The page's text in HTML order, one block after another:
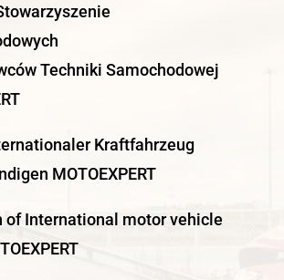
Techniki Samochodowej
Kraftfahrzeug
MOTOEXPERT
of International motor vehicle